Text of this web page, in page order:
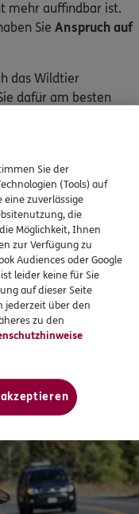
mehr auffindbar ist.
Sie Anspruch auf
das Wildtier
dafür am besten
berühren
selbst oder Sie
übertragen.
mitnehmen. Das
einbringen. Wer
ohne Meldung
und verstößt
können Sie bei der
geltend
Sie der
(Tools) auf
zuverlässige
die
Möglichkeit, Ihnen
zur Verfügung zu
Audiences oder Google
leider keine für Sie
auf dieser Seite
jederzeit über den
zu den